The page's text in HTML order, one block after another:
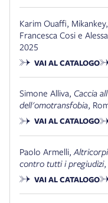
Karim Ouaffi, Mikankey,
Francesca Cosi e
2025
VAI AL CATALOGO
Simone Alliva, Caccia
dell'omotransfobia,
VAI AL CATALOGO
Paolo Armelli,
contro tutti i pregiudizi,
VAI AL CATALOGO